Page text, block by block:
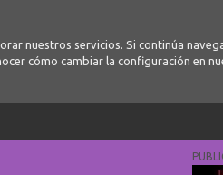
nuestros servicios. Si continúa
cómo cambiar la configuración en